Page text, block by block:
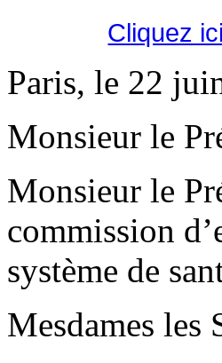
Cliquez
Paris, le 22
Monsieur le
Monsieur le
commission
système de
Mesdames les